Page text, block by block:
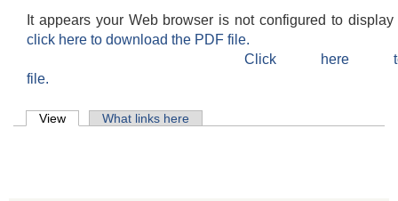
It appears your Web browser is not configured to
click here to download the PDF file.
Click here
file.
Primary tabs
View (active tab)What links here